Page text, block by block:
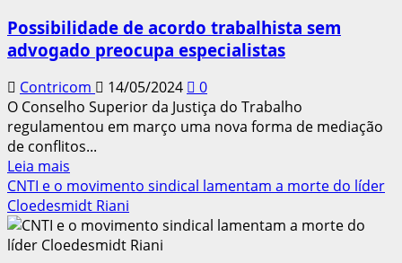
Possibilidade de acordo trabalhista sem
advogado preocupa especialistas
Contricom 14/05/2024
0
O Conselho Superior da Justiça do Trabalho
regulamentou em março uma nova forma de mediação
de conflitos...
Leia mais
mais
sobre
Possibilidade
de
CNTI e o movimento sindical lamentam a morte do líder
Cloedesmidt Riani